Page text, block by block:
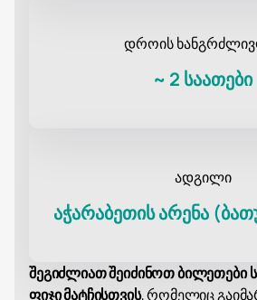
დროის
~ 2 საათები
ადგილი
აჭარაბეთის არენა
შეგიძლიათ შეიძინოთ ბილეთები
ფიჯი მატჩისთვის, რომელიც